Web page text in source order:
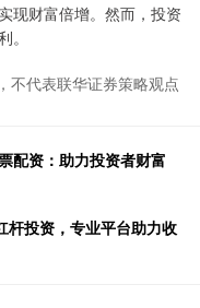
现财富倍增。然而，投资
。
不代表联华证券策略观点
配资：助力投资者财富
杆投资，专业平台助力收